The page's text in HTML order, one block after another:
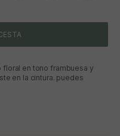
en tono frambuesa y
en la cintura. puedes